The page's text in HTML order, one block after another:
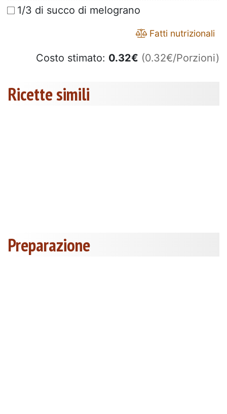
1/3 di succo di melograno
Fatti nutrizionali
Costo stimato: 0.32€ (0.32€/Porzioni)
Ricette simili
Preparazione